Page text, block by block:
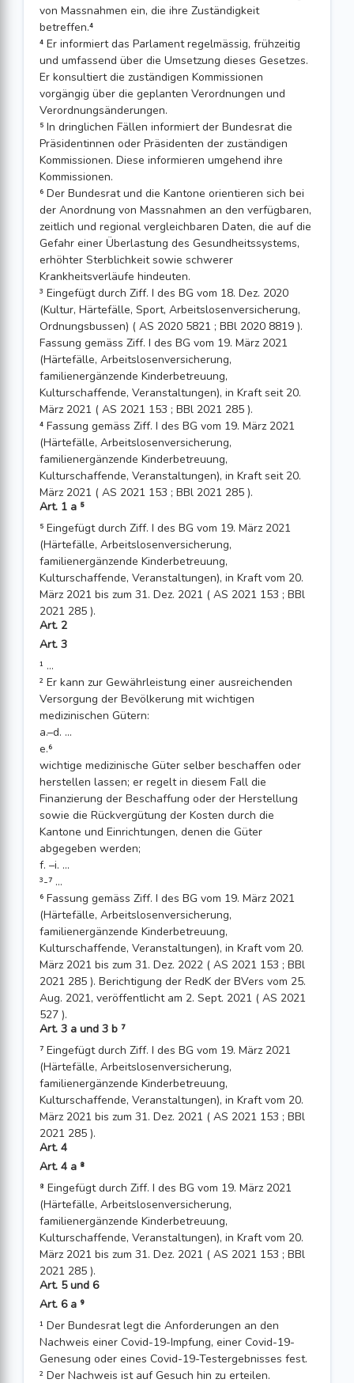
von Massnahmen ein, die ihre Zuständigkeit
betreffen.⁴
⁴ Er informiert das Parlament regelmässig, frühzeitig
und umfassend über die Umsetzung dieses Gesetzes.
Er konsultiert die zuständigen Kommissionen
vorgängig über die geplanten Verordnungen und
Verordnungsänderungen.
⁵ In dringlichen Fällen informiert der Bundesrat die
Präsidentinnen oder Präsidenten der zuständigen
Kommissionen. Diese informieren umgehend ihre
Kommissionen.
⁶ Der Bundesrat und die Kantone orientieren sich bei
der Anordnung von Massnahmen an den verfügbaren,
zeitlich und regional vergleichbaren Daten, die auf die
Gefahr einer Überlastung des Gesundheitssystems,
erhöhter Sterblichkeit sowie schwerer
Krankheitsverläufe hindeuten.
³ Eingefügt durch Ziff. I des BG vom 18. Dez. 2020
(Kultur, Härtefälle, Sport, Arbeits­losenversicherung,
Ordnungsbussen) ( AS 2020 5821 ; BBl 2020 8819 ).
Fassung gemäss Ziff. I des BG vom 19. März 2021
(Härtefälle, Arbeitslosenversicherung,
familienergänzende Kinderbetreuung,
Kulturschaffende, Veranstaltungen), in Kraft seit 20.
März 2021 ( AS 2021 153 ; BBl 2021 285 ).
⁴ Fassung gemäss Ziff. I des BG vom 19. März 2021
(Härtefälle, Arbeitslosenversicherung,
familienergänzende Kinderbetreuung,
Kulturschaffende, Veranstaltungen), in Kraft seit 20.
März 2021 ( AS 2021 153 ; BBl 2021 285 ).
Art. 1 a ⁵
⁵ Eingefügt durch Ziff. I des BG vom 19. März 2021
(Härtefälle, Arbeitslosenversicherung,
familienergänzende Kinderbetreuung,
Kulturschaffende, Veranstaltungen), in Kraft vom 20.
März 2021 bis zum 31. Dez. 2021 ( AS 2021 153 ; BBl
2021 285 ).
Art. 2
Art. 3
¹ ...
² Er kann zur Gewährleistung einer ausreichenden
Versorgung der Bevölkerung mit wichtigen
medizinischen Gütern:
a.–d. ...
e.⁶
wichtige medizini­sche Güter selber beschaffen oder
her­stellen lassen; er regelt in diesem Fall die
Finanzierung der Beschaffung oder der Herstellung
sowie die Rückvergütung der Kosten durch die
Kantone und Einrich­tungen, denen die Güter
abgegeben werden;
f. –i. ...
³-⁷ ...
⁶ Fassung gemäss Ziff. I des BG vom 19. März 2021
(Härtefälle, Arbeitslosenversicherung,
familienergänzende Kinderbetreuung,
Kulturschaffende, Veranstaltungen), in Kraft vom 20.
März 2021 bis zum 31. Dez. 2022 ( AS 2021 153 ; BBl
2021 285 ). Berichtigung der RedK der BVers vom 25.
Aug. 2021, veröffentlicht am 2. Sept. 2021 ( AS 2021
527 ).
Art. 3 a und 3 b ⁷
⁷ Eingefügt durch Ziff. I des BG vom 19. März 2021
(Härtefälle, Arbeitslosenversicherung,
familienergänzende Kinderbetreuung,
Kulturschaffende, Veranstaltungen), in Kraft vom 20.
März 2021 bis zum 31. Dez. 2021 ( AS 2021 153 ; BBl
2021 285 ).
Art. 4
Art. 4 a ⁸
⁸ Eingefügt durch Ziff. I des BG vom 19. März 2021
(Härtefälle, Arbeitslosenversicherung,
familienergänzende Kinderbetreuung,
Kulturschaffende, Veranstaltungen), in Kraft vom 20.
März 2021 bis zum 31. Dez. 2021 ( AS 2021 153 ; BBl
2021 285 ).
Art. 5 und 6
Art. 6 a ⁹
¹ Der Bundesrat legt die Anforderungen an den
Nachweis einer Covid-19-Impfung, einer Covid-19-
Genesung oder eines Covid-19-Testergebnisses fest.
² Der Nachweis ist auf Gesuch hin zu erteilen.